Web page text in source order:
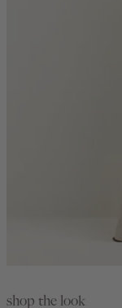
shop the look